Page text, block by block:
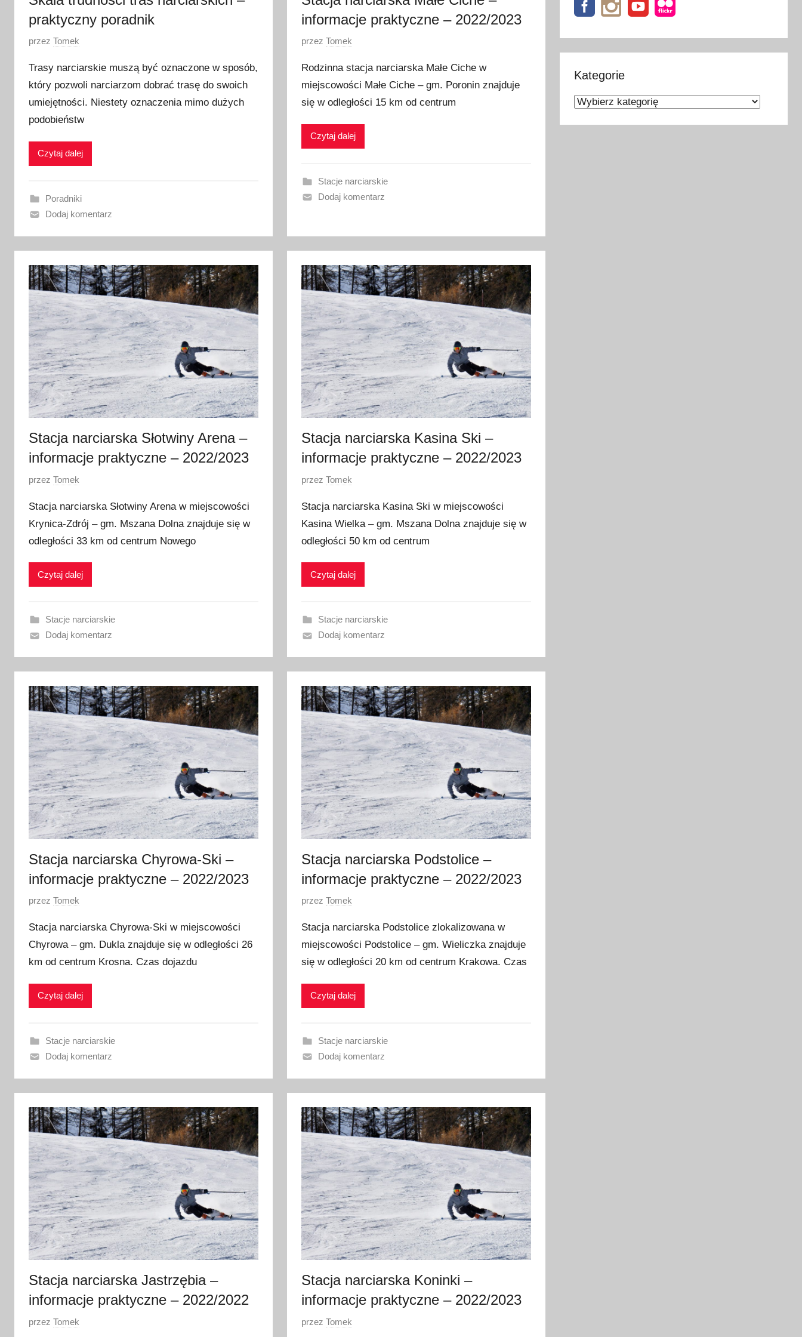
4
4
praktyczny poradnik
O
u
b
l
i
w
n
o
t
y
c
z
n
i
a
2
0
przez Tomek
Trasy narciarskie muszą być oznaczone w sposób,
który pozwoli narciarzom dobrać trasę do swoich
umiejętności. Niestety oznaczenia mimo dużych
podobieństw
Czytaj dalej
Poradniki
Dodaj komentarz
informacje praktyczne – 2022/2023
O
u
b
l
o
a
n
t
y
c
z
n
i
a
2
0
przezTomek
Rodzinna stacja narciarska Małe Ciche w
miejscowości Małe Ciche – gm. Poronin znajduje
się w odległości 15 km od centrum
Czytaj dalej
Stacje narciarskie
Dodaj komentarz
Stacja narciarska Słotwiny Arena –
informacje praktyczne – 2022/2023
O
u
b
l
o
a
n
s
t
y
z
n
i
a
2
0
2
0
przez Tomek
Stacja narciarska Słotwiny Arena w miejscowości
Krynica-Zdrój – gm. Mszana Dolna znajduje się w
odległości 33 km od centrum Nowego
Czytaj dalej
Stacje narciarskie
Dodaj komentarz
Stacja narciarska Kasina Ski –
informacje praktyczne – 2022/2023
O
u
b
l
o
a
n
s
t
y
z
n
i
a
2
0
2
0
przezTomek
Stacja narciarska Kasina Ski w miejscowości
Kasina Wielka – gm. Mszana Dolna znajduje się w
odległości 50 km od centrum
Czytaj dalej
Stacje narciarskie
Dodaj komentarz
Stacja narciarska Chyrowa-Ski –
informacje praktyczne – 2022/2023
O
u
b
l
o
a
n
t
y
c
n
i
a
2
0
2
0
przez Tomek
Stacja narciarska Chyrowa-Ski w miejscowości
Chyrowa – gm. Dukla znajduje się w odległości 26
km od centrum Krosna. Czas dojazdu
Czytaj dalej
Stacje narciarskie
Dodaj komentarz
Stacja narciarska Podstolice –
informacje praktyczne – 2022/2023
O
u
b
l
o
a
n
t
y
c
n
i
a
2
0
2
0
przezTomek
Stacja narciarska Podstolice zlokalizowana w
miejscowości Podstolice – gm. Wieliczka znajduje
się w odległości 20 km od centrum Krakowa. Czas
Czytaj dalej
Stacje narciarskie
Dodaj komentarz
Stacja narciarska Jastrzębia –
informacje praktyczne – 2022/2022
O
przez Tomek
Stacja narciarska Koninki –
informacje praktyczne – 2022/2023
O
przezTomek
Kategorie
Kategorie